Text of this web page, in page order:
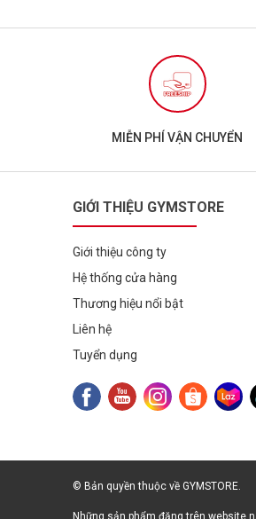
MIỄN PHÍ VẬN CHUYỂN
GIỚI THIỆU GYMSTORE
Giới thiệu công ty
Hệ thống cửa hàng
Thương hiệu nổi bật
Liên hệ
Tuyển dụng
© Bản quyền thuộc về GYMSTORE.
Những sản phẩm đăng trên website